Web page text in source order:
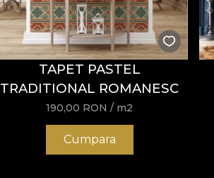
TAPET PASTEL
TRADITIONAL ROMANESC
190,00 RON / m2
Cumpara